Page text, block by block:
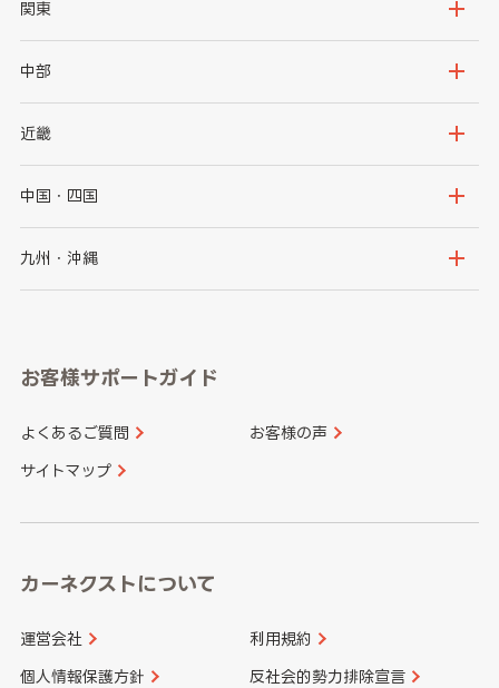
北海道
岩手県
秋田県
関東
茨城県
群馬県
千葉県
中部
新潟県
石川県
山梨県
愛知県
近畿
大阪府
京都府
和歌山県
中国・四国
鳥取県
山口県
香川県 愛媛県
九州・沖縄
長崎県
大分県 宮崎県
お客様サポートガイド
よくあるご質問 お客様の声
サイトマップ
カーネクストについて
運営会社 利用規約
個人情報保護方針 反社会的勢力排除宣言